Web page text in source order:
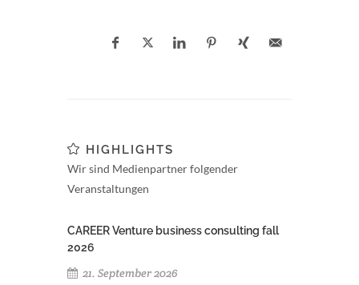
HIGHLIGHTS
Wir sind Medienpartner folgender
Veranstaltungen
CAREER Venture business consulting fall
2026
21. September 2026